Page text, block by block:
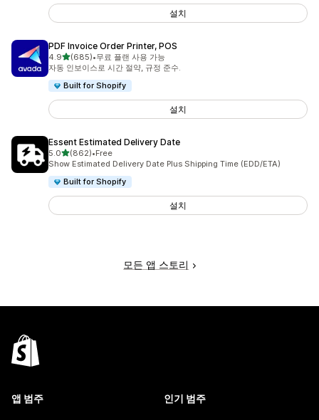
설치
PDF Invoice Order Printer, POS
4.9별 5개 중
(685)
총 리뷰 685개
•무료 플랜 사용 가능
자동 인보이스로 시간 절약, 규정 준수.
Built for Shopify
설치
Essent Estimated Delivery Date
5.0별 5개 중
(862)
총 리뷰 862개
•Free
Show Estimated Delivery Date Plus Shipping Time (EDD/ETA)
Built for Shopify
설치
모든 앱 스토리
앱 범주 인기 범주